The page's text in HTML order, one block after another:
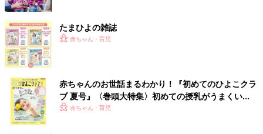
たまひよの雑誌
赤ちゃん・育児
赤ちゃんのお世話まるわかり！『初めてのひよこクラ
ブ 夏号』〈巻頭大特集〉初めての授乳がうまくい
く！ おっぱい・ミルクの基本と夏のトラブル 解決テ
赤ちゃん・育児